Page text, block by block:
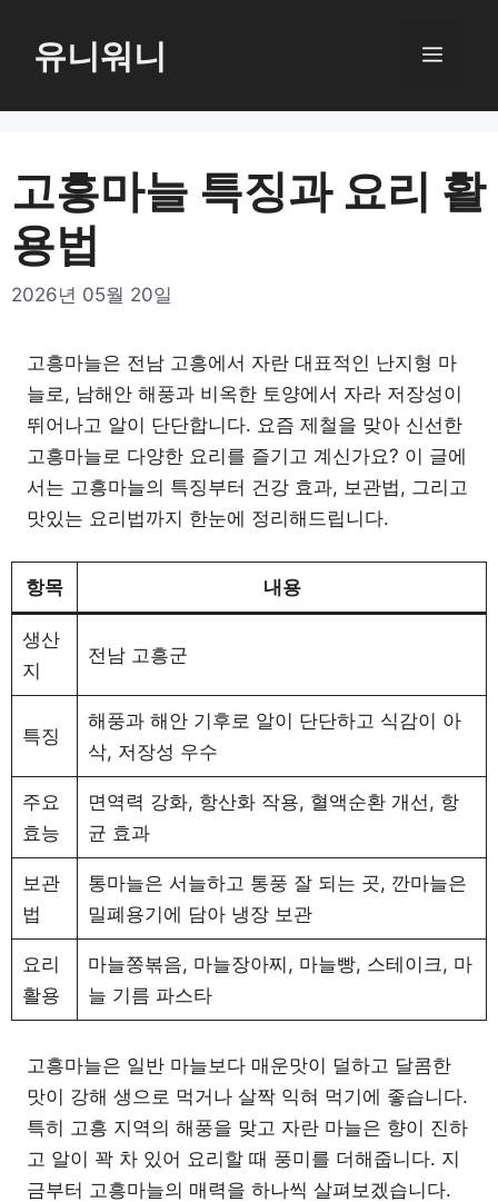
로
뛰
유니워니 메
고흥마늘 특징과 요리 활
용법
2026년 05월 20일
고흥마늘은 전남 고흥에서 자란 대표적인 난지형 마
늘로, 남해안 해풍과 비옥한 토양에서 자라 저장성이
뛰어나고 알이 단단합니다. 요즘 제철을 맞아 신선한
고흥마늘로 다양한 요리를 즐기고 계신가요? 이 글에
서는 고흥마늘의 특징부터 건강 효과, 보관법, 그리고
맛있는 요리법까지 한눈에 정리해드립니다.
항목 내용
생산
지
전남 고흥군
특징
해풍과 해안 기후로 알이 단단하고 식감이 아
삭, 저장성 우수
주요
효능
면역력 강화, 항산화 작용, 혈액순환 개선, 항
균 효과
보관
법
통마늘은 서늘하고 통풍 잘 되는 곳, 깐마늘은
밀폐용기에 담아 냉장 보관
요리
활용
마늘쫑볶음, 마늘장아찌, 마늘빵, 스테이크, 마
늘 기름 파스타
고흥마늘은 일반 마늘보다 매운맛이 덜하고 달콤한
맛이 강해 생으로 먹거나 살짝 익혀 먹기에 좋습니다.
특히 고흥 지역의 해풍을 맞고 자란 마늘은 향이 진하
고 알이 꽉 차 있어 요리할 때 풍미를 더해줍니다. 지
금부터 고흥마늘의 매력을 하나씩 살펴보겠습니다.